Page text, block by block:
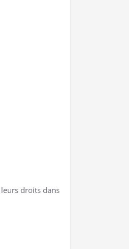
droits dans